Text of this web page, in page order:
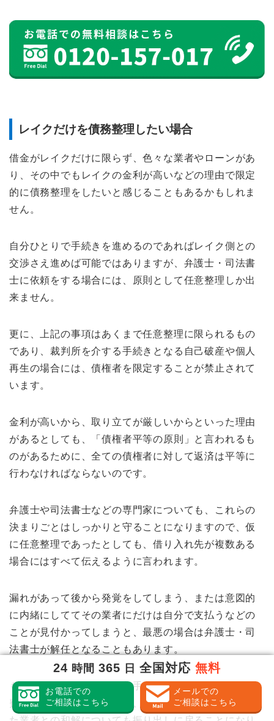
レイクだけを債務整理したい場合
借金がレイクだけに限らず、色々な業者やローンがあ
り、その中でもレイクの金利が高いなどの理由で限定
的に債務整理をしたいと感じることもあるかもしれま
せん。
自分ひとりで手続きを進めるのであればレイク側との
交渉さえ進めば可能ではありますが、弁護士・司法書
士に依頼をする場合には、原則として任意整理しか出
来ません。
更に、上記の事項はあくまで任意整理に限られるもの
であり、裁判所を介する手続きとなる自己破産や個人
再生の場合には、債権者を限定することが禁止されて
います。
金利が高いから、取り立てが厳しいからといった理由
があるとしても、「債権者平等の原則」と言われるも
のがあるために、全ての債権者に対して返済は平等に
行わなければならないのです。
弁護士や司法書士などの専門家についても、これらの
決まりごとはしっかりと守ることになりますので、仮
に任意整理であったとしても、借り入れ先が複数ある
場合にはすべて伝えるように言われます。
漏れがあって後から発覚をしてしまう、または意図的
に内緒にしててその業者にだけは自分で支払うなどの
ことが見付かってしまうと、最悪の場合は弁護士・司
法書士が解任となることもあります。
もちろんその場合にでも着手金などのはじめに払った
費用は戻されることはなく、それまで交渉を続けてい
24 時間 365 日 全国対応 無料
お電話での
ご相談はこちら
メールでの
ご相談はこちら